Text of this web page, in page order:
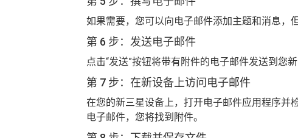
如果需要，您可以向电子邮件添加主题和消息，
第 6 步：发送电子邮件
点击“发送”按钮将带有附件的电子邮件发送到您
第 7 步：在新设备上访问电子邮件
在您的新三星设备上，打开电子邮件应用程序并
电子邮件，您将找到附件。